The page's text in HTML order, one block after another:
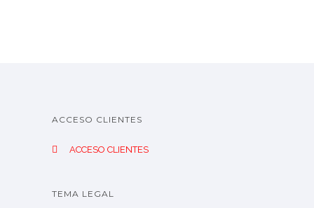
ACCESO CLIENTES
ACCESO CLIENTES
TEMA LEGAL